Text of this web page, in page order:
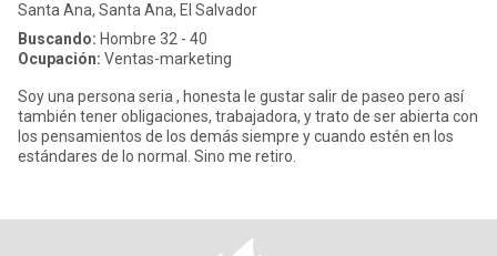
Santa Ana, Santa Ana, El Salvador
Buscando: Hombre 32 - 40
Ocupación: Ventas-marketing
Soy una persona seria , honesta le gustar salir de paseo pero así
también tener obligaciones, trabajadora, y trato de ser abierta con
los pensamientos de los demás siempre y cuando estén en los
estándares de lo normal. Sino me retiro.